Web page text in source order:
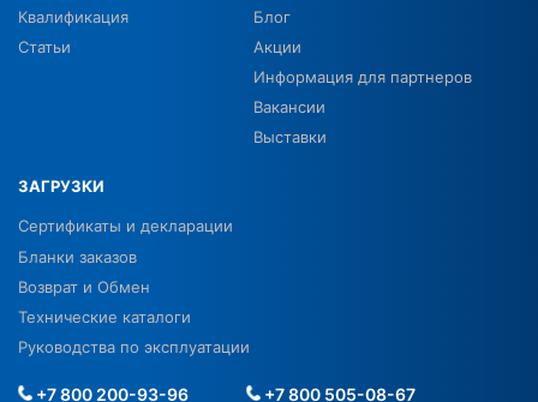
Квалификация
Статьи
Блог
Акции
Информация для партнеров
Вакансии
Выставки
ЗАГРУЗКИ
Сертификаты и декларации
Бланки заказов
Возврат и Обмен
Технические каталоги
Руководства по эксплуатации
+7 800 200-93-96 +7 800 505-08-67